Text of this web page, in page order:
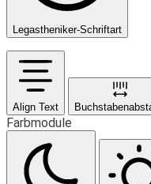
Legastheniker-Schriftart
Align Text
Farbmodule